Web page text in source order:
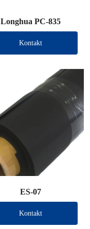
Longhua PC-835
Kontakt
ES-07
Kontakt